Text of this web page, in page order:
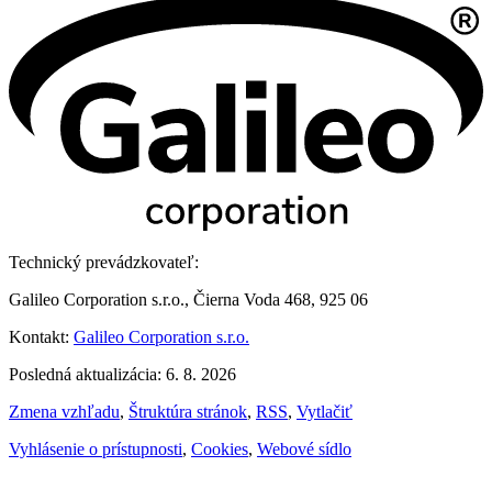
Technický prevádzkovateľ:
Galileo Corporation s.r.o., Čierna Voda 468, 925 06
Kontakt: Galileo Corporation s.r.o.
Posledná aktualizácia: 6. 8. 2026
Zmena vzhľadu, Štruktúra stránok, RSS, Vytlačiť
Vyhlásenie o prístupnosti, Cookies, Webové sídlo